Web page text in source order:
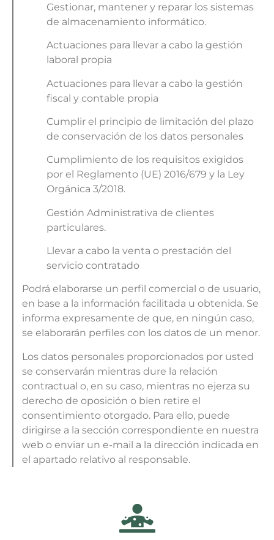
Gestionar, mantener y reparar los sistemas
de almacenamiento informático.
Actuaciones para llevar a cabo la gestión
laboral propia
Actuaciones para llevar a cabo la gestión
fiscal y contable propia
Cumplir el principio de limitación del plazo
de conservación de los datos personales
Cumplimiento de los requisitos exigidos
por el Reglamento (UE) 2016/679 y la Ley
Orgánica 3/2018.
Gestión Administrativa de clientes
particulares.
Llevar a cabo la venta o prestación del
servicio contratado
Podrá elaborarse un perfil comercial o de usuario,
en base a la información facilitada u obtenida. Se
informa expresamente de que, en ningún caso,
se elaborarán perfiles con los datos de un menor.
Los datos personales proporcionados por usted
se conservarán mientras dure la relación
contractual o, en su caso, mientras no ejerza su
derecho de oposición o bien retire el
consentimiento otorgado. Para ello, puede
dirigirse a la sección correspondiente en nuestra
web o enviar un e-mail a la dirección indicada en
el apartado relativo al responsable.